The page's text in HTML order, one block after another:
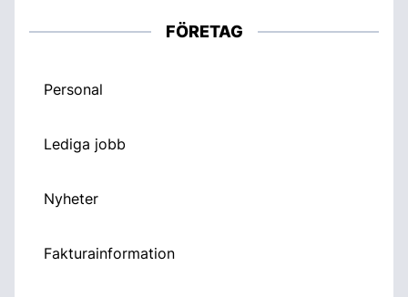
FÖRETAG
Personal
Lediga jobb
Nyheter
Fakturainformation